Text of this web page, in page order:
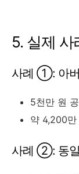
5. 실제 사
사례 ①: 아
5천만 원
약 4,200만
사례 ②: 동일